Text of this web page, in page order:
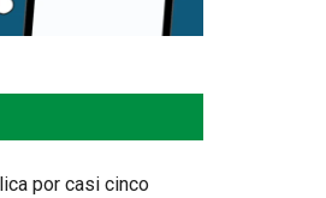
por casi cinco